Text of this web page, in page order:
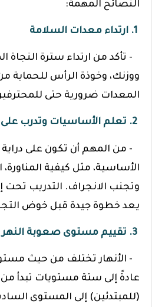
النصائح المهمة:
- تأكد من ارتداء سترة النجاة
ووزنك، وخوذة الرأس للحماية
المعدات ضرورية حتى
- من المهم أن تكون على دراية
الأساسية، مثل كيفية
وتجنب الانجراف. التدريب
يعد خطوة جيدة قبل خوض
- الأنهار تختلف من حيث
عادةً إلى ستة مستويات تبدأ
(للمبتدئين) إلى المستوى